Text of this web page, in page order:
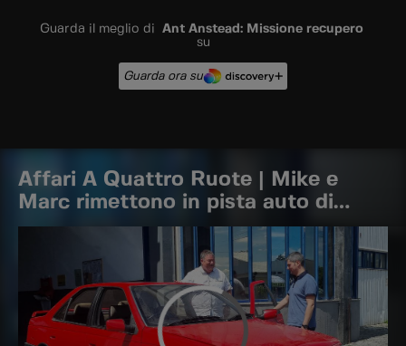
Guarda il meglio di Ant Anstead: Missione recupero
su
Guarda ora su
Affari A Quattro Ruote | Mike e
Marc rimettono in pista auto di
riferimento